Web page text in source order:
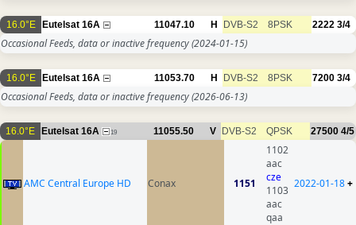
16.0°E Eutelsat 16A 11047.10 H DVB-S2 8PSK 2222 3/4
Occasional Feeds, data or inactive frequency(2024-01-15)
16.0°E Eutelsat 16A 11053.70 H DVB-S2 8PSK 7200 3/4
Occasional Feeds, data or inactive frequency(2026-06-13)
16.0°E Eutelsat 16A 19 11055.50 V DVB-S2 QPSK 27500 4/5
AMC Central Europe HD Conax 1151
1102
aac
cze
1103
aac
qaa
2022-01-18+